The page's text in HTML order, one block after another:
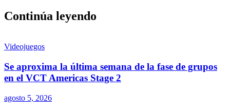
Continúa leyendo
Videojuegos
Se aproxima la última semana de la fase de grupos
en el VCT Americas Stage 2
agosto 5, 2026